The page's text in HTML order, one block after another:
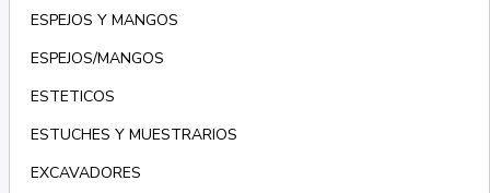
ESPEJOS Y MANGOS
ESPEJOS/MANGOS
ESTETICOS
ESTUCHES Y MUESTRARIOS
EXCAVADORES